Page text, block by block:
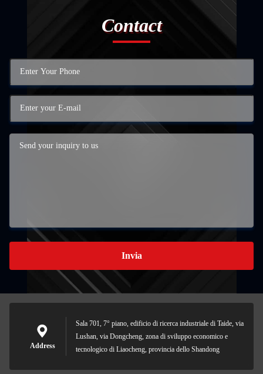
Contact
Invia
Address
Sala 701, 7° piano, edificio di ricerca industriale di Taide, via
Lushan, via Dongcheng, zona di sviluppo economico e
tecnologico di Liaocheng, provincia dello Shandong